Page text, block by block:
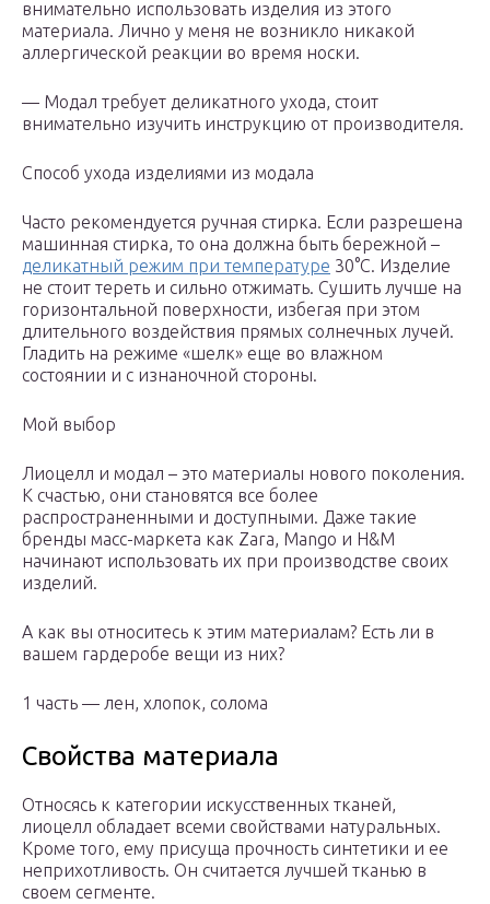
внимательно использовать изделия из этого
материала. Лично у меня не возникло никакой
аллергической реакции во время носки.
— Модал требует деликатного ухода, стоит
внимательно изучить инструкцию от производителя.
Способ ухода изделиями из модала
Часто рекомендуется ручная стирка. Если разрешена
машинная стирка, то она должна быть бережной –
деликатный режим при температуре 30°С. Изделие
не стоит тереть и сильно отжимать. Сушить лучше на
горизонтальной поверхности, избегая при этом
длительного воздействия прямых солнечных лучей.
Гладить на режиме «шелк» еще во влажном
состоянии и с изнаночной стороны.
Мой выбор
Лиоцелл и модал – это материалы нового поколения.
К счастью, они становятся все более
распространенными и доступными. Даже такие
бренды масс-маркета как Zara, Mango и H&M
начинают использовать их при производстве своих
изделий.
А как вы относитесь к этим материалам? Есть ли в
вашем гардеробе вещи из них?
1 часть — лен, хлопок, солома
Свойства материала
Относясь к категории искусственных тканей,
лиоцелл обладает всеми свойствами натуральных.
Кроме того, ему присуща прочность синтетики и ее
неприхотливость. Он считается лучшей тканью в
своем сегменте.